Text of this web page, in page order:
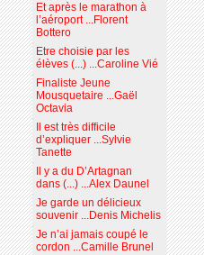
Et après le marathon à
l’aéroport ...Florent
Bottero
Etre choisie par les
élèves (...) ...Caroline Vié
Finaliste Jeune
Mousquetaire ...Gaël
Octavia
Il est très difficile
d’expliquer ...Sylvie
Tanette
Il y a du D’Artagnan
dans (...) ...Alex Daunel
Je garde un délicieux
souvenir ...Denis Michelis
Je n’ai jamais coupé le
cordon ...Camille Brunel